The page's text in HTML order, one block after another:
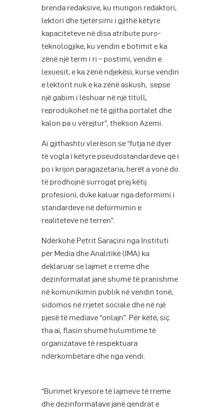
brenda redaksive, ku mungon redaktori,
lektori dhe tjetërsimi i gjithë këtyre
kapaciteteve në disa atribute puro-
teknologjike, ku vendin e botimit e ka
zënë një term i ri – postimi, vendin e
lexuesit, e ka zënë ndjekësi, kurse vendin
e lektorit nuk e ka zënë askush, sepse
një gabim i lëshuar në një titull,
reprodukohet në të gjitha portalet dhe
kalon pa u vërejtur”, thekson Azemi.
Ai gjithashtu vlerëson se “futja në dyer
të vogla i këtyre pseudostandardeve që i
po i krijon paragazetaria, herët a vonë do
të prodhojnë surrogat prej këtij
profesioni, duke kaluar nga deformimi i
standardeve në deformimin e
realiteteve në terren”.
Ndërkohë Petrit Saraçini nga Instituti
për Media dhe Analitikë (IMA) ka
deklaruar se lajmet e rreme dhe
dezinformatat janë shumë të pranishme
në komunikimin publik në vendin tonë,
sidomos në rrjetet sociale dhe në një
pjesë të mediave “onlajn”. Për këtë, siç
tha ai, flasin shumë hulumtime të
organizatave të respektuara
ndërkombëtare dhe nga vendi.
“Burimet kryesore të lajmeve të rreme
dhe dezinformatave janë qendrat e